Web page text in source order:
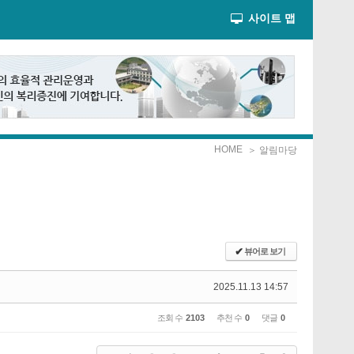
사이트 맵
HOME ＞ 알림마당
✔뷰어로 보기
2025.11.13 14:57
조회 수 2103 추천 수 0 댓글 0